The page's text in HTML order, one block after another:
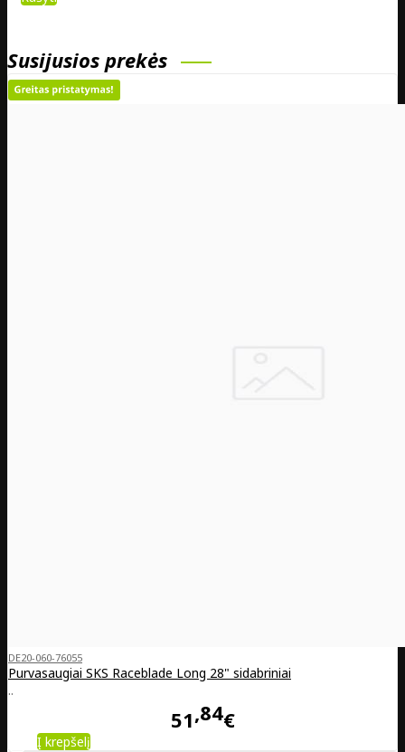
Susijusios prekės
DE20-060-76055
Purvasaugiai SKS Raceblade Long 28" sidabriniai
..
51 84€
Į krepšelį